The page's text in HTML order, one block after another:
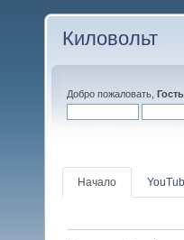
Киловольт
Добро пожаловать, Гость
Начало